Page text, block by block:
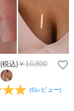
(税込)￥10,800
(5レビュー)